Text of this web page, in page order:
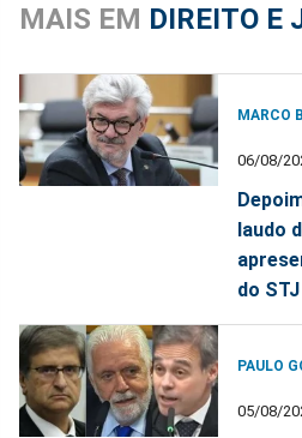
MAIS EM DIREITO E
MARCO
06/08/
laudo
do
PAULO
05/08/